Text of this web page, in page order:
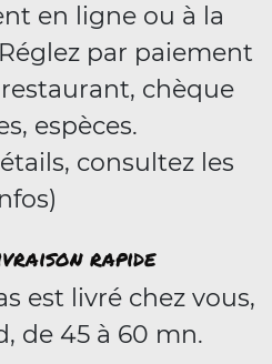
en ligne ou à la
par paiement
chèque
espèces.
consultez les
rapide
est livré chez vous,
de 45 à 60 mn.